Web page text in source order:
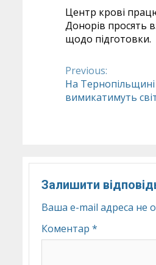
Центр крові
Донорів просять
щодо підготовки.
Continue
Reading
Previous:
На
вимикатимуть
Залишити
Ваша e-mail адреса не
Коментар *